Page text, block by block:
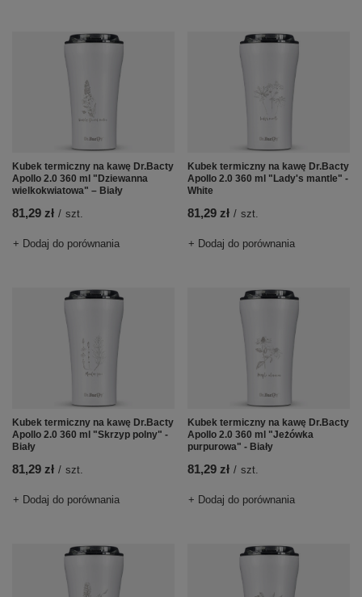
Kubek termiczny na kawę Dr.Bacty
Apollo 2.0 360 ml "Dziewanna
wielkokwiatowa" – Biały
81,29 zł / szt.
+ Dodaj do porównania
Kubek termiczny na kawę Dr.Bacty
Apollo 2.0 360 ml "Lady's mantle" -
White
81,29 zł / szt.
+ Dodaj do porównania
Kubek termiczny na kawę Dr.Bacty
Apollo 2.0 360 ml "Skrzyp polny" -
Biały
81,29 zł / szt.
+ Dodaj do porównania
Kubek termiczny na kawę Dr.Bacty
Apollo 2.0 360 ml "Jeżówka
purpurowa" - Biały
81,29 zł / szt.
+ Dodaj do porównania